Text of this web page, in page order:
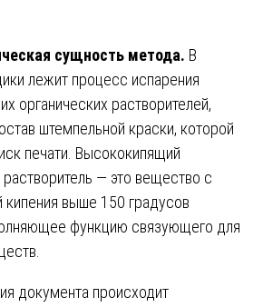
сущность метода. В
лежит процесс испарения
органических растворителей,
штемпельной краски, которой
печати. Высококипящий
растворитель — это вещество с
кипения выше 150 градусов
функцию связующего для
документа происходит